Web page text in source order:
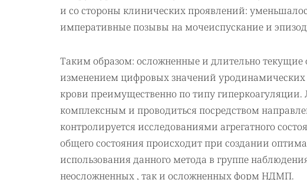
и со стороны клинических проявлений:
императивные позывы на мочеиспускание и
Таким образом: осложненные и длительно
изменением цифровых значений уродинамических
крови преимущественно по типу
комплексным и проводиться посредством
контролируется исследованиями агрегатного
общего состояния происходит при создании
использования данного метода в группе
неосложненных , так и осложненных форм НДМП.